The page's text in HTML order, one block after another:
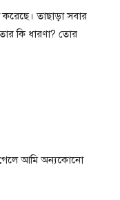
তাছাড়া সবার
কি ধারণা? তোর
আমি অন্যকোনো